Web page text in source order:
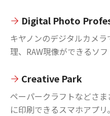
Digital Photo
キヤノンのデジタルカメ
理、RAW現像ができるソフ
Creative Park
ペーパークラフトなどさ
に印刷できるスマホアプリ。